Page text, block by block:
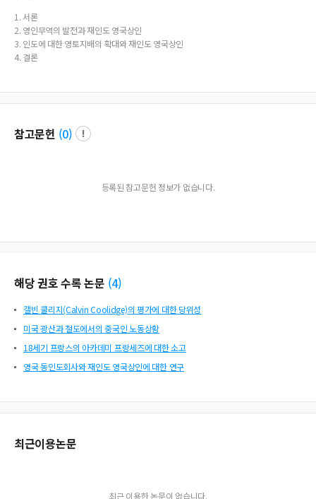
1. 서론
2. 영인무역의 발전과 재인도 영국상인
3. 인도에 대한 영토지배의 확대와 재인도 영국상인
4. 결론
참고문헌 (0)
등록된 참고문헌 정보가 없습니다.
해당 권호 수록 논문 (4)
캘빈 쿨리지(Calvin Coolidge)의 평가에 대한 당위성
미국 광산과 철도에서의 중국인 노동상황
18세기 프랑스의 아카데미 프랑세즈에 대한 소고
영국 동인도회사와 재인도 영국상인에 대한 연구
최근이용논문
최근 이용한 논문이 없습니다.